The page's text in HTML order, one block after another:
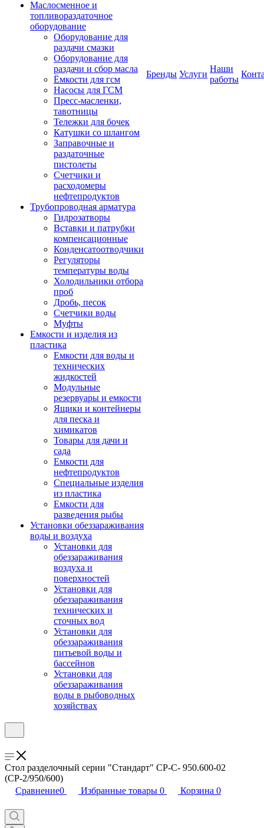
Маслосменное и
топливораздаточное
оборудование
Оборудование для
раздачи смазки
Оборудование для
раздачи и сбор масла
Ёмкости для гсм
Насосы для ГСМ
Пресс-масленки,
тавотницы
Тележки для бочек
Катушки со шлангом
Заправочные и
раздаточные
пистолеты
Счетчики и
расходомеры
нефтепродуктов
Трубопроводная арматура
Гидрозатворы
Вставки и патрубки
компенсационные
Конденсатоотводчики
Регуляторы
температуры воды
Холодильники отбора
проб
Дробь, песок
Счетчики воды
Муфты
Емкости и изделия из
пластика
Емкости для воды и
технических
жидкостей
Модульные
резервуары и емкости
Ящики и контейнеры
для песка и
химикатов
Товары для дачи и
сада
Емкости для
нефтепродуктов
Специальные изделия
из пластика
Емкости для
разведения рыбы
Установки обеззараживания
воды и воздуха
Установки для
обеззараживания
воздуха и
поверхностей
Установки для
обеззараживания
технических и
сточных вод
Установки для
обеззараживания
питьевой воды и
бассейнов
Установки для
обеззараживания
воды в рыбоводных
хозяйствах
Бренды Услуги
Наши
работы
Стол разделочный серии "Стандарт" СР-С- 950.600-02
(СР-2/950/600)
Сравнение0 Избранные товары 0 Корзина 0